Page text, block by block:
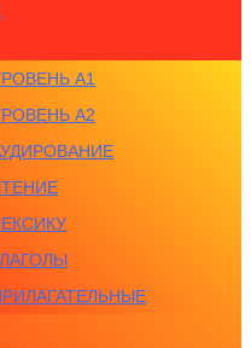
A1
A2